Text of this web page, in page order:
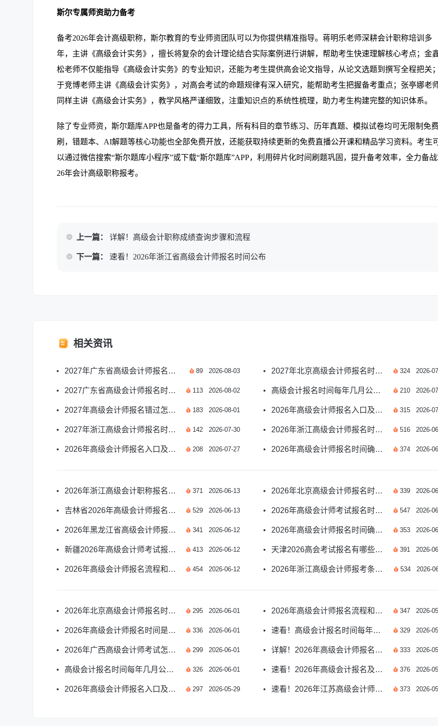
斯尔专属师资助力备考
备考2026年会计高级职称，斯尔教育的专业师资团队可以为你提供精准指导。蒋明乐老师深耕会计职称培训多
年，主讲《高级会计实务》，擅长将复杂的会计理论结合实际案例进行讲解，帮助考生快速理解核心考点；金
松老师不仅能指导《高级会计实务》的专业知识，还能为考生提供高会论文指导，从论文选题到撰写全程把关；
于竞博老师主讲《高级会计实务》，对高会考试的命题规律有深入研究，能帮助考生把握备考重点；张亭娜老
同样主讲《高级会计实务》，教学风格严谨细致，注重知识点的系统性梳理，助力考生构建完整的知识体系。
除了专业师资，斯尔题库APP也是备考的得力工具，所有科目的章节练习、历年真题、模拟试卷均可无限制免
刷，错题本、AI解题等核心功能也全部免费开放，还能获取持续更新的免费直播公开课和精品学习资料。考生
以通过微信搜索“斯尔题库小程序”或下载“斯尔题库”APP，利用碎片化时间刷题巩固，提升备考效率，全力备战
26年会计高级职称报考。
上一篇： 详解！高级会计职称成绩查询步骤和流程
下一篇： 速看！2026年浙江省高级会计师报名时间公布
相关资讯
2027年广东省高级会计师报名月份及报考要点一览 89 2026-08-03
2027广东省高级会计师报名时间及报考要点汇总 113 2026-08-02
2027年高级会计师报名错过怎么办？应对方案汇总 183 2026-08-01
2027年浙江高级会计师报名时间及报考安排汇总 142 2026-07-30
2026年高级会计师报名入口及报名时间安排详解 208 2026-07-27
2027年北京高级会计师报名时间预测及报考指南 324 2026-
高级会计报名时间每年几月公布？附2026年安排 210 2026-
2026年高级会计师报名入口及报名时间如何安排？ 315 2026-
2026年浙江高级会计师报名时间及条件有哪些？ 516 2026-
2026年高级会计师报名时间确定了吗？速看 374 2026-
2026年浙江高级会计职称报名时间是哪天？ 371 2026-06-13
吉林省2026年高级会计师报名须知有哪些？ 529 2026-06-13
2026年黑龙江省高级会计师报名时间是哪天？ 341 2026-06-12
新疆2026年高级会计师考试报名须知有哪些？ 413 2026-06-12
2026年高级会计师报名流程和步骤是什么？ 454 2026-06-12
2026年北京高级会计师报名时间确定了吗？ 339 2026-
2026年高级会计师考试报名时间公布了吗？ 547 2026-
2026年高级会计师报名时间确定了吗？速看 353 2026-
天津2026高会考试报名有哪些重要提示？ 391 2026-
2026年浙江高级会计师报考条件和时间是什么？ 534 2026-
2026年北京高级会计师报名时间确定了吗？ 295 2026-06-01
2026年高级会计师报名时间是几月几号？ 336 2026-06-01
2026年广西高级会计师考试怎么报名？看这里 299 2026-06-01
高级会计报名时间每年几月公布？附2026年安排 326 2026-06-01
2026年高级会计师报名入口及报名时间如何安排？ 297 2026-05-29
2026年高级会计师报名流程和步骤是什么？ 347 2026-
速看！高级会计报名时间每年几月公布 329 2026-
详解！2026年高级会计师报名时间及入口安排 333 2026-
速看！2026年高级会计报名及成绩发布时间安排 376 2026-
速看！2026年江苏高级会计师报名时间详情 373 2026-